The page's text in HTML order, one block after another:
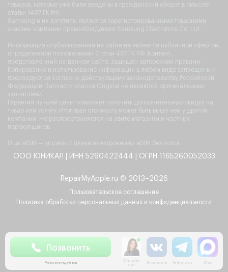
товаров, которые уже были введены в гражданский оборот в смысле
статьи 1487 ГК РФ.
Samsung и их логотипы являются зарегистрированными товарными
знаками компании правообладателя Samsung Electronics Co. Ltd.
Информация опубликованная на сайте не является публичной офертой,
определяемой положениями Статьи 437 ГК РФ. Контент,
представленный на данном сайте, защищен авторскими правами.
Копирование и использование информации в любом виде запрещены и
преследуются согласно действующему законодательству Российской
Федерации. Запчасти класса Original не являются оригинальными
запчастями.
Гарантия лучшей цены позволяет получить дополнительную скидку на
товар или услугу. Итоговая стоимость может быть выше чем у другой
компании. Не распространяется на авито магазины и частных
перекупщиков.
Dual eSIM — модель с двумя электронными eSIM без лотка.
ООО ЮНИКАЛ | ИНН 5260422444 | ОГРН 1165260052033
RepairMyApple.ru © 2013–2026
Пользовательское соглашение
Политика обработки персональных данных и конфиденциальности
Позвонить
Рекомендуется